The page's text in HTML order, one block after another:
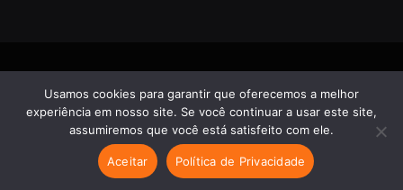
© 2026 Sobre ABC. Desenvolvido por Tooncadilhos
Política Esportes Entretenimento
Contato
Usamos cookies para garantir que oferecemos a melhor
experiência em nosso site. Se você continuar a usar este site,
assumiremos que você está satisfeito com ele.
Aceitar Política de Privacidade